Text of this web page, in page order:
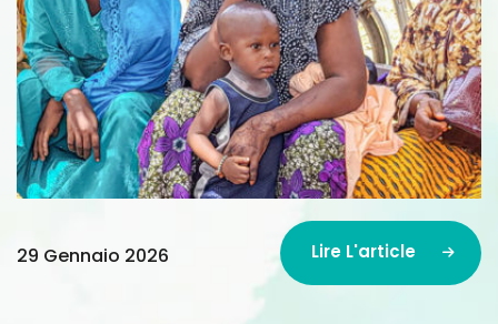
29 Gennaio 2026
Lire L'article
Lire L'article